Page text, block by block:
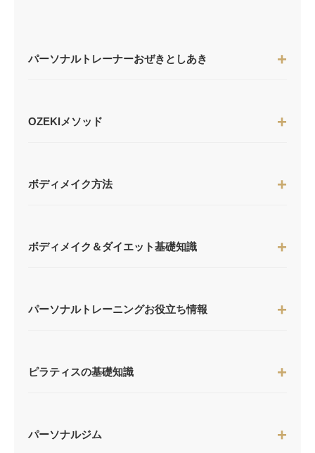
パーソナルトレーナーおぜきとしあき
OZEKIメソッド
ボディメイク方法
ボディメイク＆ダイエット基礎知識
パーソナルトレーニングお役立ち情報
ピラティスの基礎知識
パーソナルジム